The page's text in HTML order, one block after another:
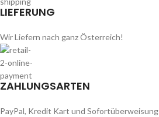
LIEFERUNG
Wir Liefern nach ganz Österreich!
ZAHLUNGSARTEN
PayPal, Kredit Kart und Sofortüberweisung